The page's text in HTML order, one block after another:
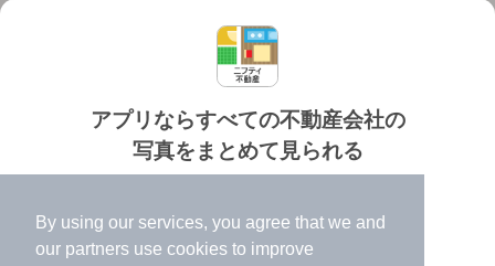
By using our services, you agree that we and
our partners use cookies to improve
アプリならすべての不動産会社の
写真をまとめて見られる
✔️
高速表示で似た物件も見つけやすい
✔️
便利な通知機能も充実
個人情報保護ポリシー 利用規約